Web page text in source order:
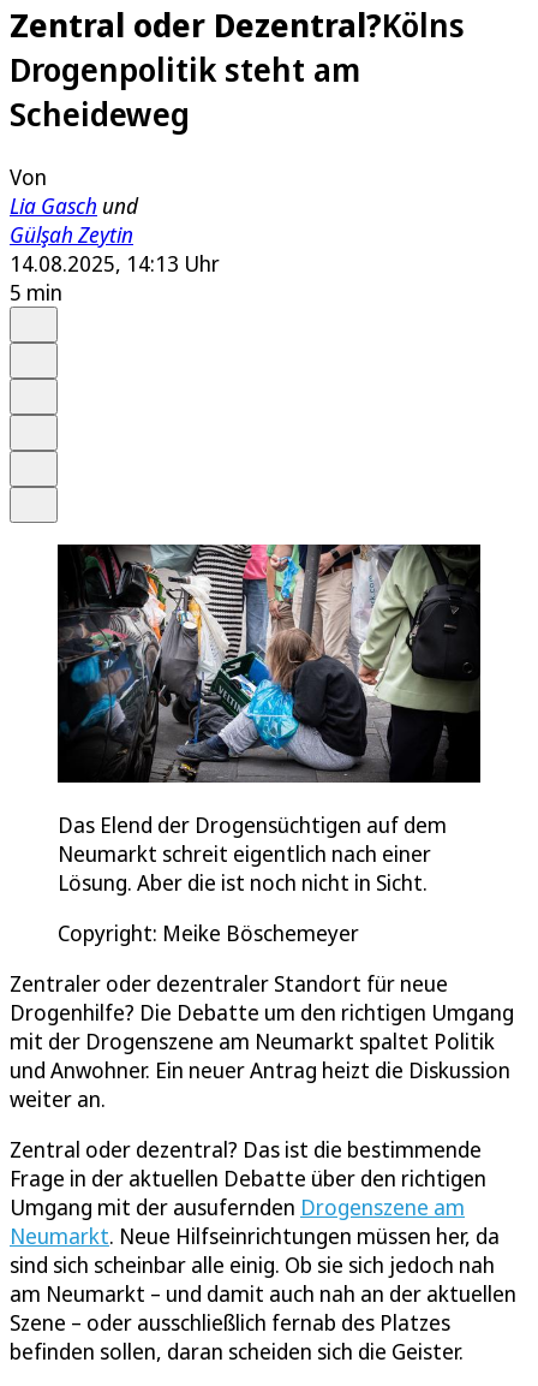
Zentral oder Dezentral?Kölns
Drogenpolitik steht am
Scheideweg
Von
Lia Gasch und
Gülşah Zeytin
14.08.2025, 14:13 Uhr
5 min
Das Elend der Drogensüchtigen auf dem
Neumarkt schreit eigentlich nach einer
Lösung. Aber die ist noch nicht in Sicht.
Copyright: Meike Böschemeyer
Zentraler oder dezentraler Standort für neue
Drogenhilfe? Die Debatte um den richtigen Umgang
mit der Drogenszene am Neumarkt spaltet Politik
und Anwohner. Ein neuer Antrag heizt die Diskussion
weiter an.
Zentral oder dezentral? Das ist die bestimmende
Frage in der aktuellen Debatte über den richtigen
Umgang mit der ausufernden Drogenszene am
Neumarkt. Neue Hilfseinrichtungen müssen her, da
sind sich scheinbar alle einig. Ob sie sich jedoch nah
am Neumarkt – und damit auch nah an der aktuellen
Szene – oder ausschließlich fernab des Platzes
befinden sollen, daran scheiden sich die Geister.